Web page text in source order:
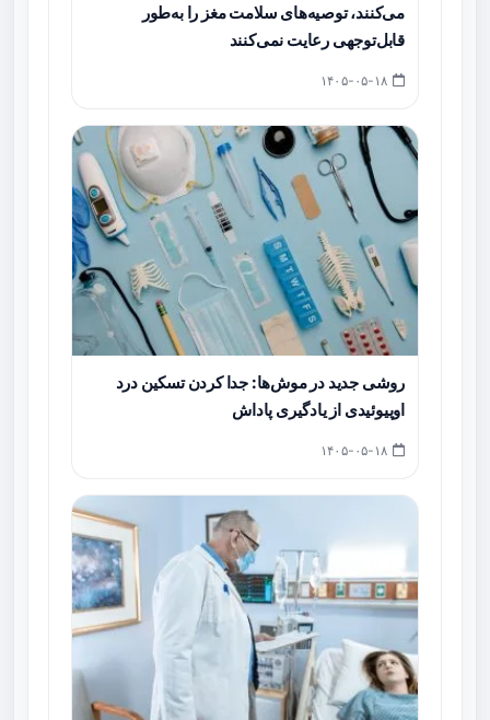
می‌کنند، توصیه‌های سلامت مغز را به‌طور
قابل‌توجهی رعایت نمی‌کنند
روشی جدید در موش‌ها: جدا کردن تسکین درد
اوپیوئیدی از یادگیری پاداش